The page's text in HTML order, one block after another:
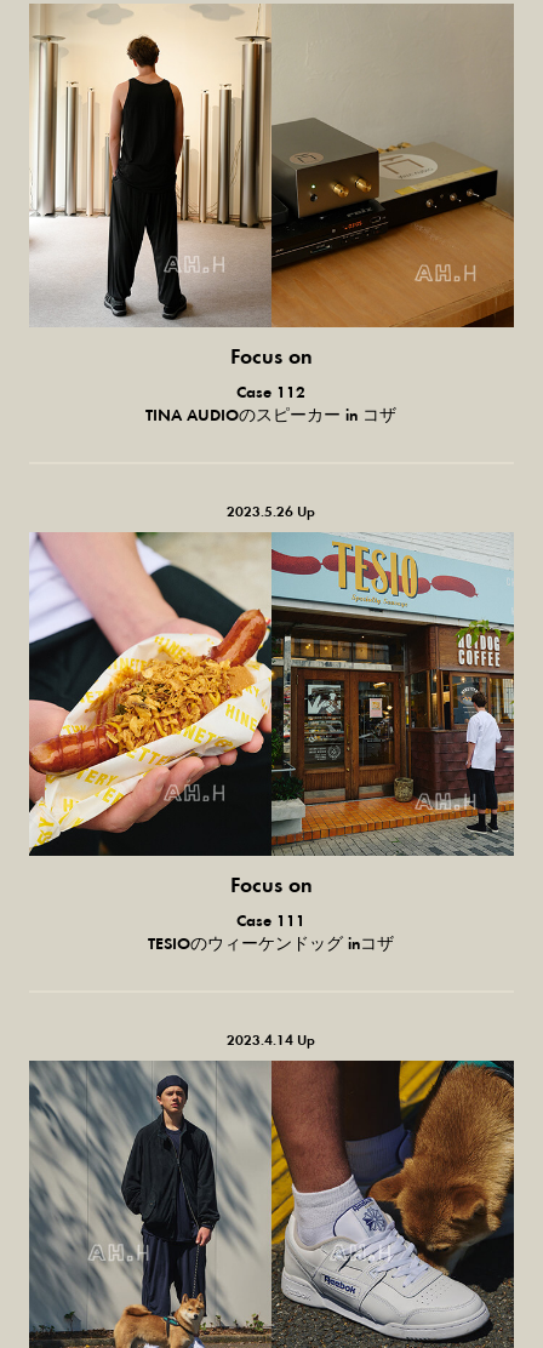
Focus on
気になる服とか人とか。
Case 112
TINA AUDIOのスピーカー in コザ
2023.5.26 Up
Focus on
気になる服とか人とか。
Case 111
TESIOのウィーケンドッグ inコザ
2023.4.14 Up